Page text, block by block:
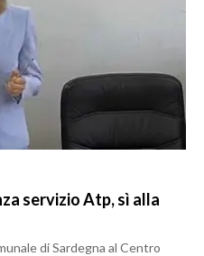
servizio Atp, sì alla
di Sardegna al Centro